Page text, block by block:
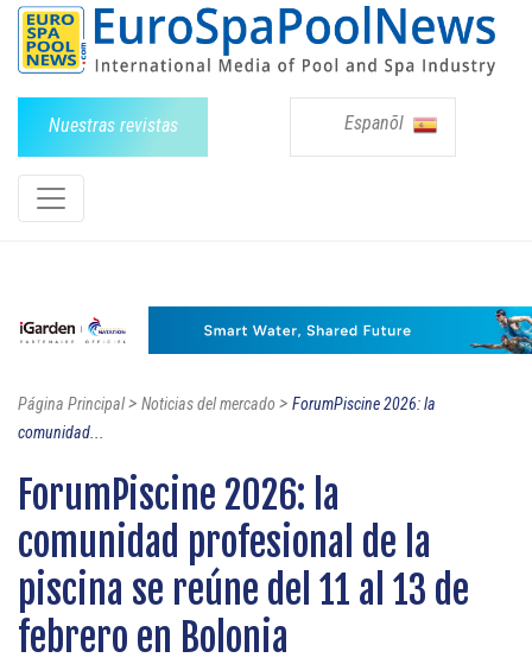
Nuestras revistas Espanõl
Página Principal> Noticias del mercado > ForumPiscine 2026: la
comunidad...
ForumPiscine 2026: la
comunidad profesional de la
piscina se reúne del 11 al 13 de
febrero en Bolonia